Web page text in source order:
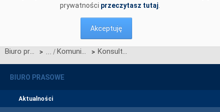
prywatności przeczytasz tutaj
Akceptuję
Biuro prasowe > Komunikaty OSP > Konsultacje dotyczące rekompensowania dodatkowych kosztów związanych z finansowaniem realizacji inwestycji PSE S.A.
BIURO PRASOWE
Aktualności